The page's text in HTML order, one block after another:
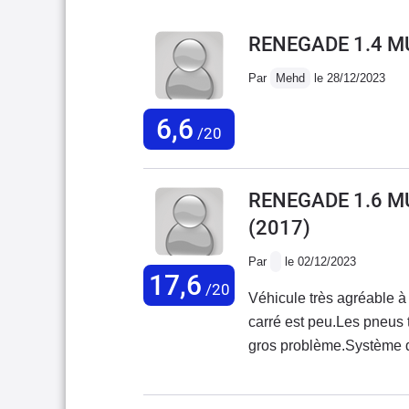
6,6 /20
RENEGADE 1.4
Par Mehd le 28/12/2023
17,6 /20
RENEGADE 1.6
(2017)
Par le 02/12/2023
Véhicule très agréable
carré est peu.Les
gros problème.Système